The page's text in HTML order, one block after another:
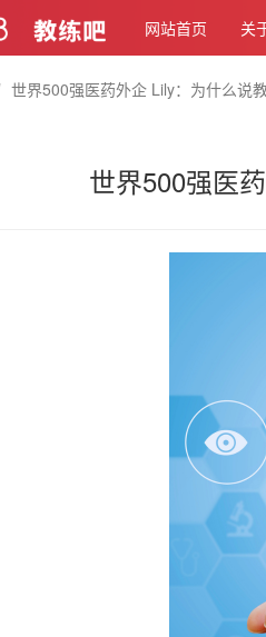
网站首页 关
世界500强医药外企 Lily：为什么说
世界500强医